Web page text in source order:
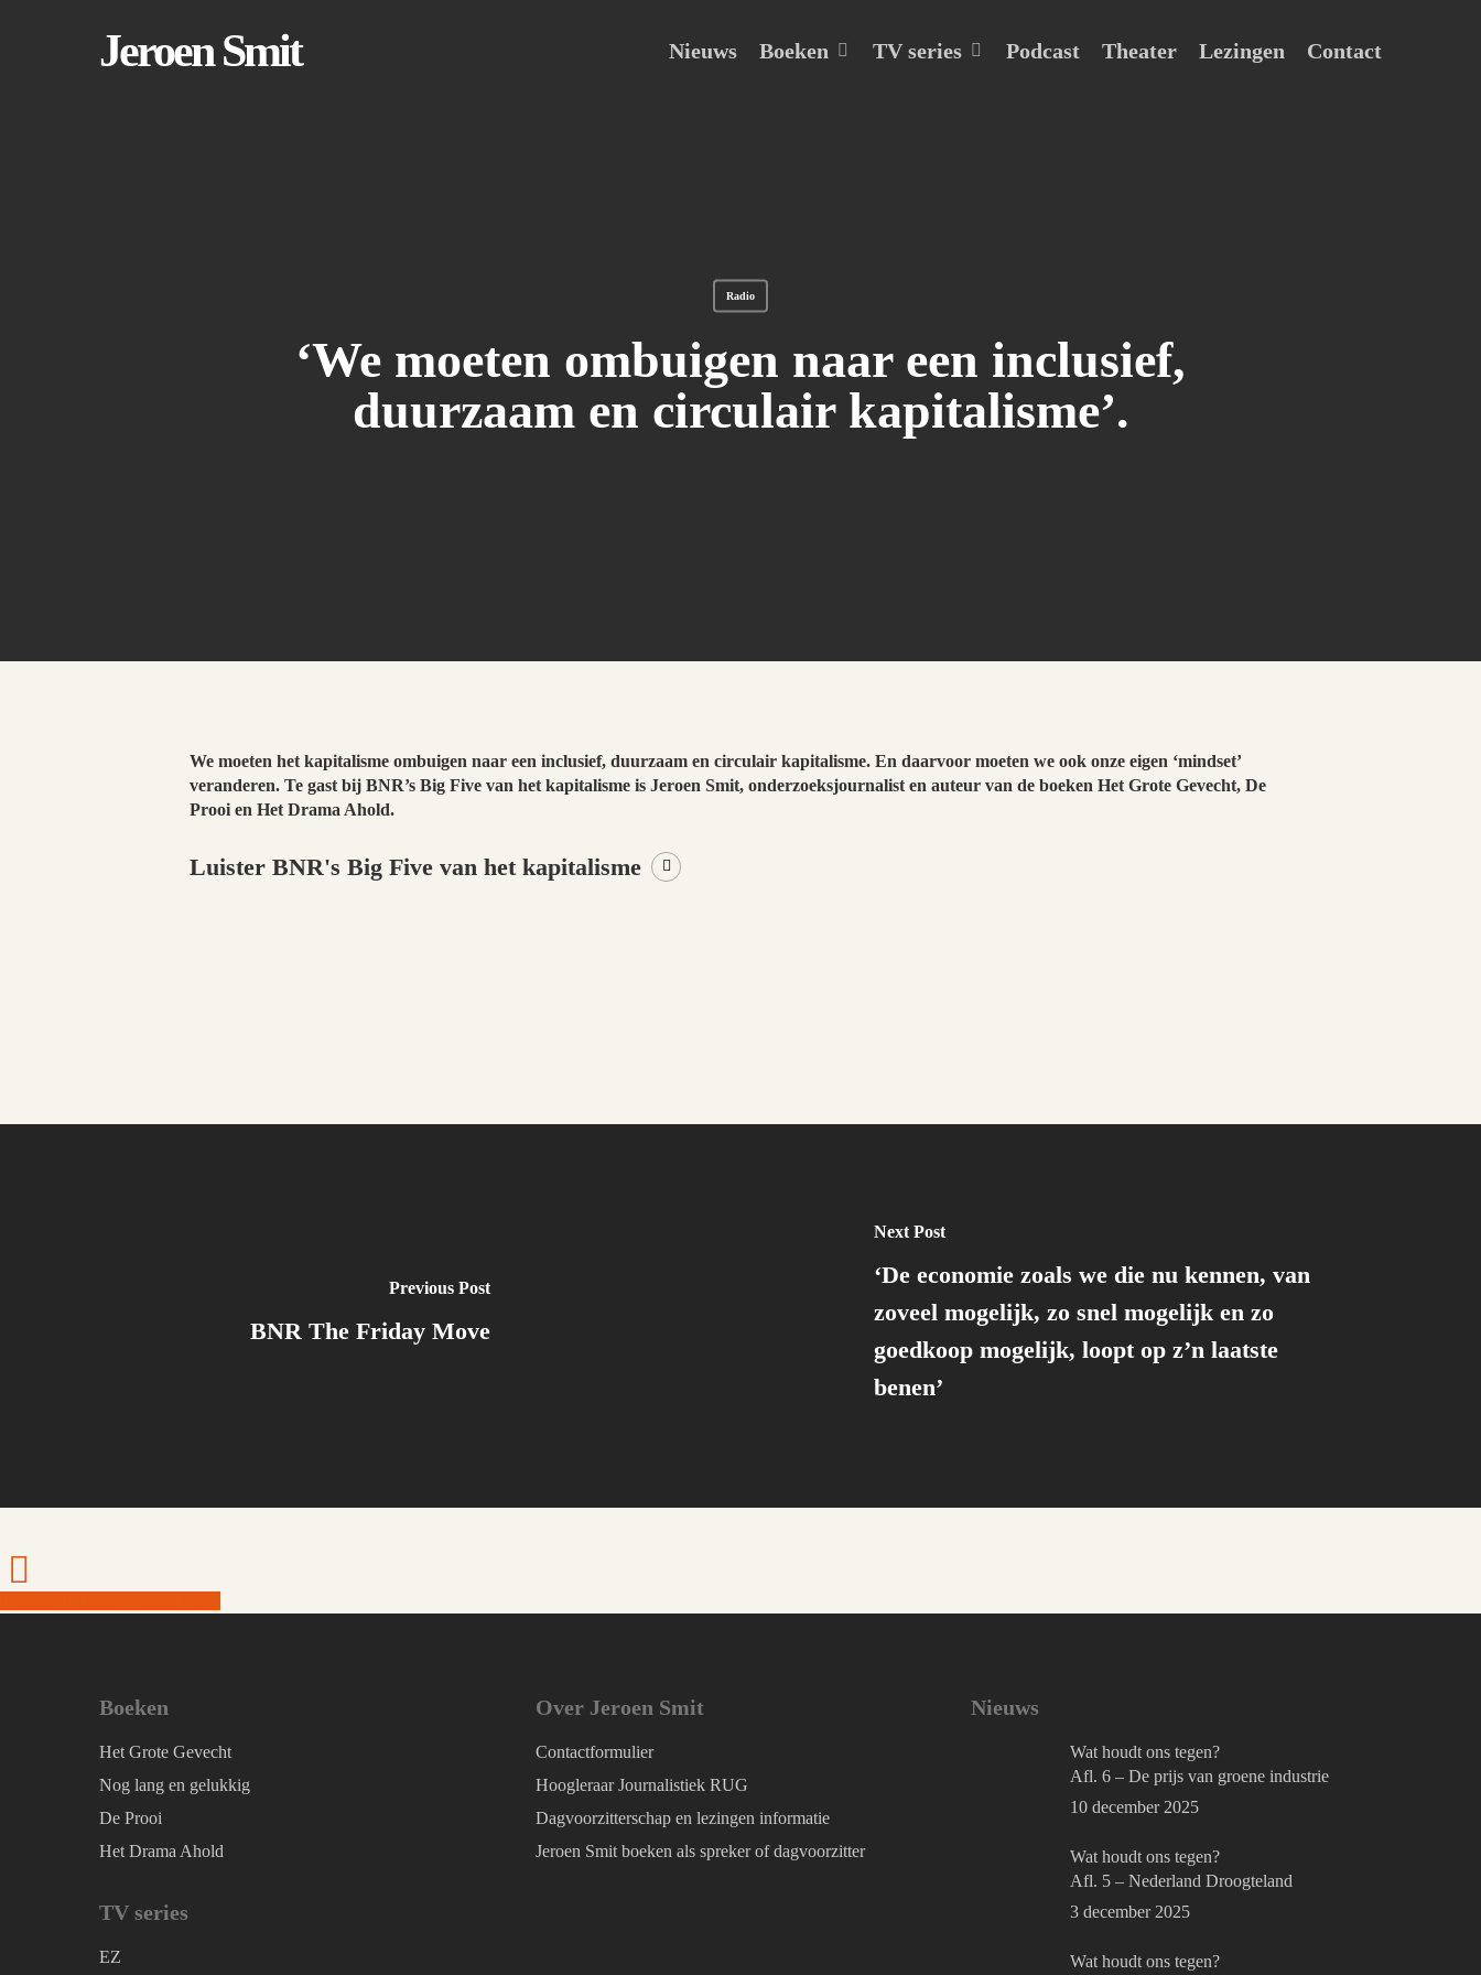
Jeroen Smit Nieuws Boeken TV series Podcast Theater Lezingen Contact
Radio
‘We moeten ombuigen naar een inclusief,
duurzaam en circulair kapitalisme’.
We moeten het kapitalisme ombuigen naar een inclusief, duurzaam en circulair kapitalisme. En daarvoor moeten we ook onze eigen ‘mindset’
veranderen. Te gast bij BNR’s Big Five van het kapitalisme is Jeroen Smit, onderzoeksjournalist en auteur van de boeken Het Grote Gevecht, De
Prooi en Het Drama Ahold.
Luister BNR's Big Five van het kapitalisme
Previous Post
BNR The Friday Move
Next Post
‘De economie zoals we die nu kennen, van
zoveel mogelijk, zo snel mogelijk en zo
goedkoop mogelijk, loopt op z’n laatste
benen’
Boeken
Het Grote Gevecht
Nog lang en gelukkig
De Prooi
Het Drama Ahold
TV series
EZ
Over Jeroen Smit
Contactformulier
Hoogleraar Journalistiek RUG
Dagvoorzitterschap en lezingen informatie
Jeroen Smit boeken als spreker of dagvoorzitter
Nieuws
Wat houdt ons tegen?
Afl. 6 – De prijs van groene industrie
10 december 2025
Wat houdt ons tegen?
Afl. 5 – Nederland Droogteland
3 december 2025
Wat houdt ons tegen?